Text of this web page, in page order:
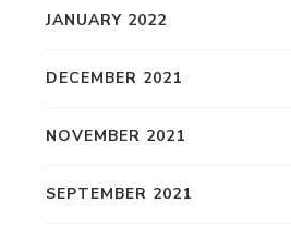
JANUARY 2022
DECEMBER 2021
NOVEMBER 2021
SEPTEMBER 2021